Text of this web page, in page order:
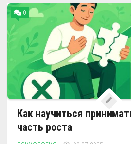
0
Как научиться
часть роста